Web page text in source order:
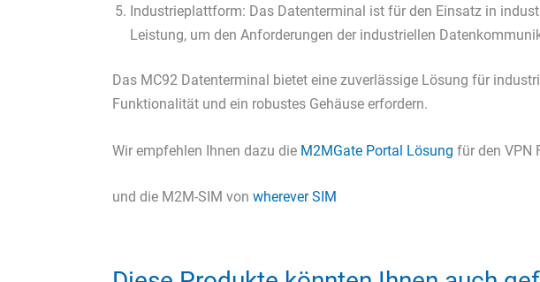
Industrieplattform: Das Datenterminal ist für den Einsatz in
Leistung, um den Anforderungen der industriellen
Das MC92 Datenterminal bietet eine zuverlässige Lösung für
Funktionalität und ein robustes Gehäuse erfordern.
Wir empfehlen Ihnen dazu die M2MGate Portal Lösung für den VPN
und die M2M-SIM von wherever SIM